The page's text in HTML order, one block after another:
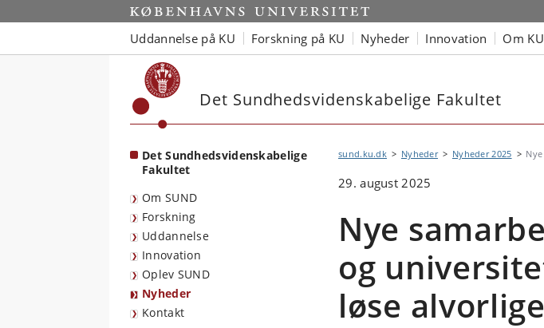
Start
Uddannelse på KU Forskning på KU Nyheder Innovation Om KU
Det Sundhedsvidenskabelige Fakultet
Det Sundhedsvidenskabelige
Fakultet
Om SUND
Forskning
Uddannelse
Innovation
Oplev SUND
Nyheder
Kontakt
sund.ku.dk Nyheder Nyheder 2025
29. august 2025
Nye
og
løse